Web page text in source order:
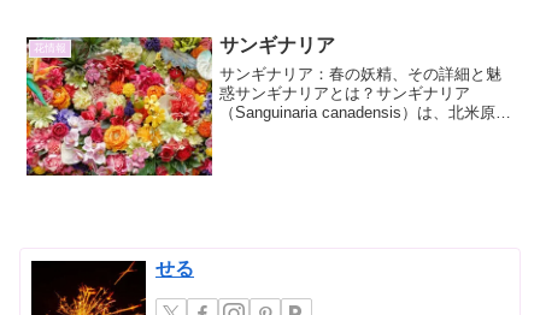
花情報 サンギナリア
サンギナリア：春の妖精、その詳細と魅
惑サンギナリアとは？サンギナリア
（Sanguinaria canadensis）は、北米原産
せる